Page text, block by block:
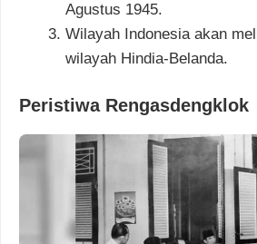
Agustus 1945.
Wilayah Indonesia akan
wilayah Hindia-Belanda.
Peristiwa Rengasdengklok